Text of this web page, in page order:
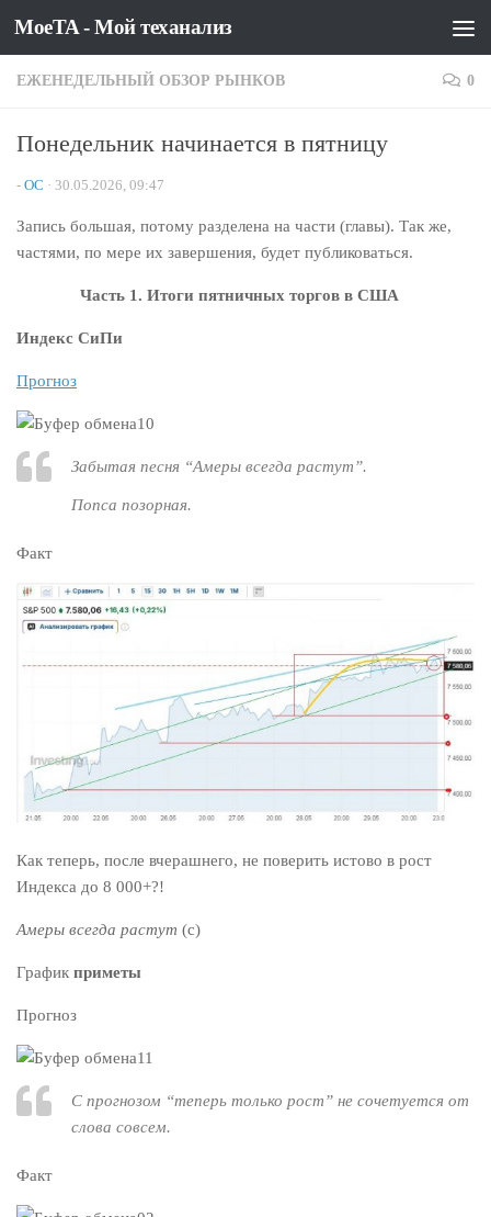
Перейти к содержимому
MoeTA - Мой теханализ
ЕЖЕНЕДЕЛЬНЫЙ ОБЗОР РЫНКОВ 0
Понедельник начинается в пятницу
- OC · 30.05.2026, 09:47
Запись большая, потому разделена на части (главы). Так же,
частями, по мере их завершения, будет публиковаться.
Часть 1. Итоги пятничных торгов в США
Индекс СиПи
Прогноз
Забытая песня “Амеры всегда растут”.
Попса позорная.
Факт
Как теперь, после вчерашнего, не поверить истово в рост
Индекса до 8 000+?!
Амеры всегда растут (с)
График приметы
Прогноз
С прогнозом “теперь только рост” не сочетуется от
слова совсем.
Факт